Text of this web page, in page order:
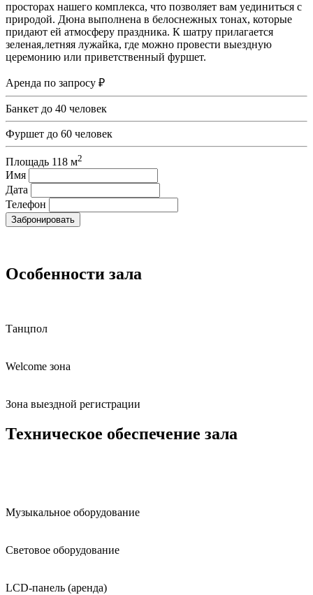
просторах нашего комплекса, что позволяет вам уединиться с
природой. Дюна выполнена в белоснежных тонах, которые
придают ей атмосферу праздника. К шатру прилагается
зеленая,летняя лужайка, где можно провести выездную
церемонию или приветственный фуршет.
Аренда по запросу ₽
Банкет до 40 человек
Фуршет до 60 человек
Площадь 118 м2
Имя
Дата
Телефон
Забронировать
Особенности зала
Танцпол
Welcome зона
Зона выездной регистрации
Техническое обеспечение зала
Музыкальное оборудование
Световое оборудование
LCD-панель (аренда)